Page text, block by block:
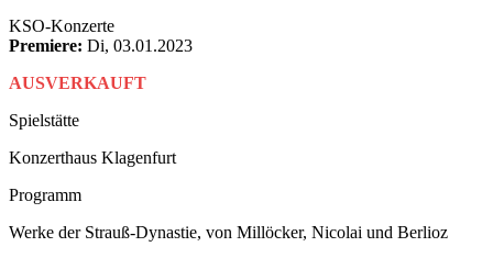
KSO-Konzerte
Premiere: Di, 03.01.2023
AUSVERKAUFT
Spielstätte
Konzerthaus Klagenfurt
Programm
Werke der Strauß-Dynastie, von Millöcker, Nicolai und Berlioz